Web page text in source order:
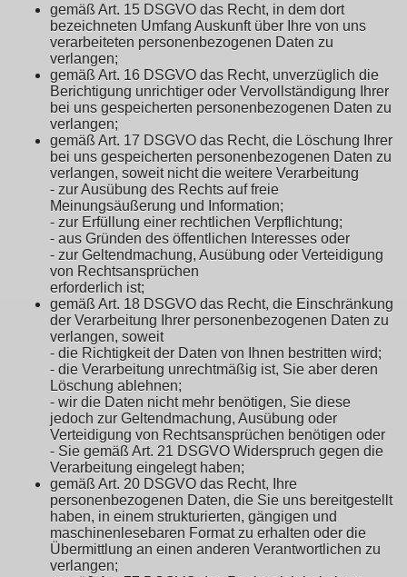
gemäß Art. 15 DSGVO das Recht, in dem dort
bezeichneten Umfang Auskunft über Ihre von uns
verarbeiteten personenbezogenen Daten zu
verlangen;
gemäß Art. 16 DSGVO das Recht, unverzüglich die
Berichtigung unrichtiger oder Vervollständigung Ihrer
bei uns gespeicherten personenbezogenen Daten zu
verlangen;
gemäß Art. 17 DSGVO das Recht, die Löschung Ihrer
bei uns gespeicherten personenbezogenen Daten zu
verlangen, soweit nicht die weitere Verarbeitung
- zur Ausübung des Rechts auf freie
Meinungsäußerung und Information;
- zur Erfüllung einer rechtlichen Verpflichtung;
- aus Gründen des öffentlichen Interesses oder
- zur Geltendmachung, Ausübung oder Verteidigung
von Rechtsansprüchen
erforderlich ist;
gemäß Art. 18 DSGVO das Recht, die Einschränkung
der Verarbeitung Ihrer personenbezogenen Daten zu
verlangen, soweit
- die Richtigkeit der Daten von Ihnen bestritten wird;
- die Verarbeitung unrechtmäßig ist, Sie aber deren
Löschung ablehnen;
- wir die Daten nicht mehr benötigen, Sie diese
jedoch zur Geltendmachung, Ausübung oder
Verteidigung von Rechtsansprüchen benötigen oder
- Sie gemäß Art. 21 DSGVO Widerspruch gegen die
Verarbeitung eingelegt haben;
gemäß Art. 20 DSGVO das Recht, Ihre
personenbezogenen Daten, die Sie uns bereitgestellt
haben, in einem strukturierten, gängigen und
maschinenlesebaren Format zu erhalten oder die
Übermittlung an einen anderen Verantwortlichen zu
verlangen;